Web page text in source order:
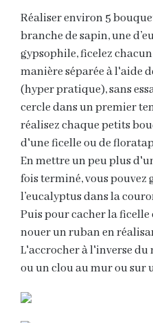
Réaliser environ 5
branche de sapin, une
gypsophile, ficelez
manière séparée à l'aide
(hyper pratique), sans
cercle dans un premier
réalisez chaque petits
d'une ficelle ou de
En mettre un peu plus
fois terminé, vous pouvez
l’eucalyptus dans la
Puis pour cacher la
nouer un ruban en
L'accrocher à l'inverse
ou un clou au mur ou sur